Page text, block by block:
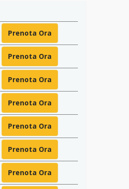
Prenota Ora
Prenota Ora
Prenota Ora
Prenota Ora
Prenota Ora
Prenota Ora
Prenota Ora